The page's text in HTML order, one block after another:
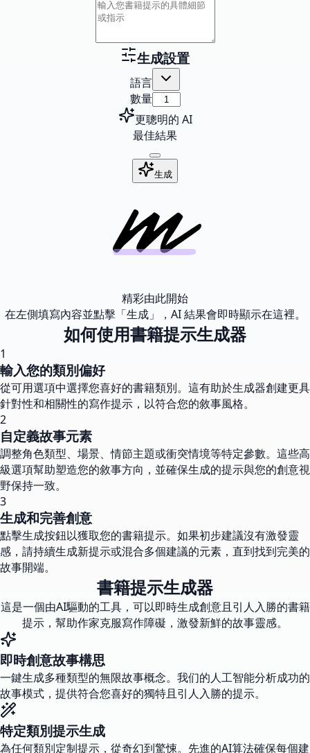
生成設置
語言
數量
更聰明的 AI
最佳結果
生成
精彩由此開始
在左側填寫內容並點擊「生成」，AI 結果會即時顯示在這裡。
如何使用書籍提示生成器
1
輸入您的類別偏好
從可用選項中選擇您喜好的書籍類別。這有助於生成器創建更具
針對性和相關性的寫作提示，以符合您的敘事風格。
2
自定義故事元素
調整角色類型、場景、情節主題或衝突情境等特定參數。這些高
級選項幫助塑造您的敘事方向，並確保生成的提示與您的創意視
野保持一致。
3
生成和完善創意
點擊生成按鈕以獲取您的書籍提示。如果初步建議沒有激發靈
感，請持續生成新提示或混合多個建議的元素，直到找到完美的
故事開端。
書籍提示生成器
這是一個由AI驅動的工具，可以即時生成創意且引人入勝的書籍
提示，幫助作家克服寫作障礙，激發新鮮的故事靈感。
即時創意故事構思
一鍵生成多種類型的無限故事概念。我们的人工智能分析成功的
故事模式，提供符合您喜好的獨特且引人入勝的提示。
特定類別提示生成
為任何類別定制提示，從奇幻到驚悚。先進的AI算法確保每個建